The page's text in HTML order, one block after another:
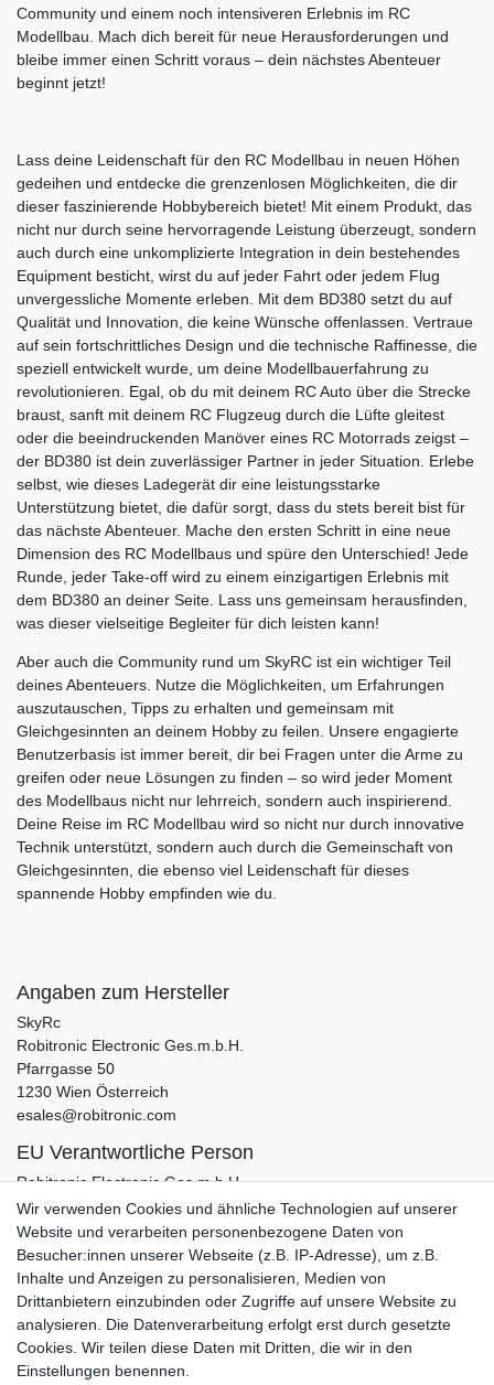
Community und einem noch intensiveren Erlebnis im RC
Modellbau. Mach dich bereit für neue Herausforderungen und
bleibe immer einen Schritt voraus – dein nächstes Abenteuer
beginnt jetzt!
Lass deine Leidenschaft für den RC Modellbau in neuen Höhen
gedeihen und entdecke die grenzenlosen Möglichkeiten, die dir
dieser faszinierende Hobbybereich bietet! Mit einem Produkt, das
nicht nur durch seine hervorragende Leistung überzeugt, sondern
auch durch eine unkomplizierte Integration in dein bestehendes
Equipment besticht, wirst du auf jeder Fahrt oder jedem Flug
unvergessliche Momente erleben. Mit dem BD380 setzt du auf
Qualität und Innovation, die keine Wünsche offenlassen. Vertraue
auf sein fortschrittliches Design und die technische Raffinesse, die
speziell entwickelt wurde, um deine Modellbauerfahrung zu
revolutionieren. Egal, ob du mit deinem RC Auto über die Strecke
braust, sanft mit deinem RC Flugzeug durch die Lüfte gleitest
oder die beeindruckenden Manöver eines RC Motorrads zeigst –
der BD380 ist dein zuverlässiger Partner in jeder Situation. Erlebe
selbst, wie dieses Ladegerät dir eine leistungsstarke
Unterstützung bietet, die dafür sorgt, dass du stets bereit bist für
das nächste Abenteuer. Mache den ersten Schritt in eine neue
Dimension des RC Modellbaus und spüre den Unterschied! Jede
Runde, jeder Take-off wird zu einem einzigartigen Erlebnis mit
dem BD380 an deiner Seite. Lass uns gemeinsam herausfinden,
was dieser vielseitige Begleiter für dich leisten kann!
Aber auch die Community rund um SkyRC ist ein wichtiger Teil
deines Abenteuers. Nutze die Möglichkeiten, um Erfahrungen
auszutauschen, Tipps zu erhalten und gemeinsam mit
Gleichgesinnten an deinem Hobby zu feilen. Unsere engagierte
Benutzerbasis ist immer bereit, dir bei Fragen unter die Arme zu
greifen oder neue Lösungen zu finden – so wird jeder Moment
des Modellbaus nicht nur lehrreich, sondern auch inspirierend.
Deine Reise im RC Modellbau wird so nicht nur durch innovative
Technik unterstützt, sondern auch durch die Gemeinschaft von
Gleichgesinnten, die ebenso viel Leidenschaft für dieses
spannende Hobby empfinden wie du.
Angaben zum Hersteller
SkyRc
Robitronic Electronic Ges.m.b.H.
Pfarrgasse 50
1230 Wien Österreich
esales@robitronic.com
EU Verantwortliche Person
Robitronic Electronic Ges.m.b.H.
Pfarrgasse 50
1230 Wien
esales@robitronic.com
Zubehör
-25%
Adapter EC5 Stecker auf XT60 Buchse und
Ladeadapter
Wir verwenden Cookies und ähnliche Technologien auf unserer
Website und verarbeiten personenbezogene Daten von
Besucher:innen unserer Webseite (z.B. IP-Adresse), um z.B.
Inhalte und Anzeigen zu personalisieren, Medien von
Drittanbietern einzubinden oder Zugriffe auf unsere Website zu
analysieren. Die Datenverarbeitung erfolgt erst durch gesetzte
Cookies. Wir teilen diese Daten mit Dritten, die wir in den
Einstellungen benennen.